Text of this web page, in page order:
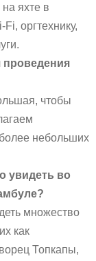
яхте в
оргтехнику,
проведения
чтобы
небольших
увидеть во
множество
как
Топкапы,